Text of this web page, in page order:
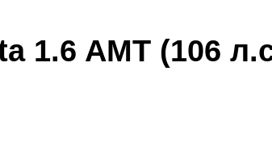
1.6 AMT (106